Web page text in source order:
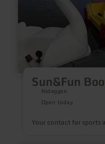
Sun&Fun
Nideggen
Open today
Your contact for sports